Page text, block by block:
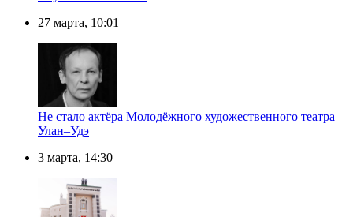
27 марта, 10:01
Не стало актёра Молодёжного художественного театра
Улан–Удэ
3 марта, 14:30